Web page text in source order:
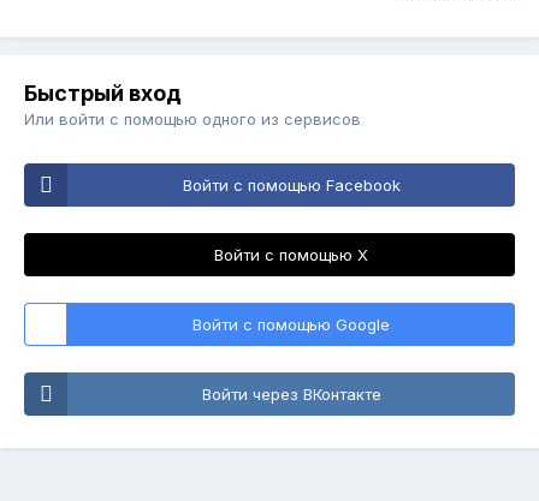
Быстрый вход
Или войти с помощью одного из сервисов
Войти с помощью Facebook
Войти с помощью X
Войти с помощью Google
Войти через ВКонтакте